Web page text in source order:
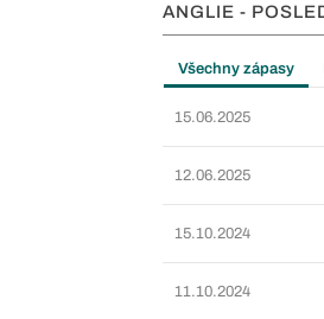
ANGLIE -
Všechny zápasy
15.06.2025
12.06.2025
15.10.2024
11.10.2024